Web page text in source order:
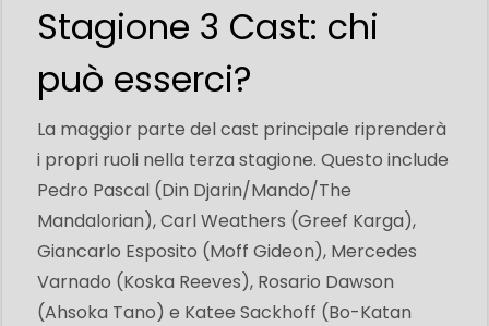
Stagione 3 Cast: chi
può esserci?
La maggior parte del cast principale riprenderà
i propri ruoli nella terza stagione. Questo include
Pedro Pascal (Din Djarin/Mando/The
Mandalorian), Carl Weathers (Greef Karga),
Giancarlo Esposito (Moff Gideon), Mercedes
Varnado (Koska Reeves), Rosario Dawson
(Ahsoka Tano) e Katee Sackhoff (Bo-Katan